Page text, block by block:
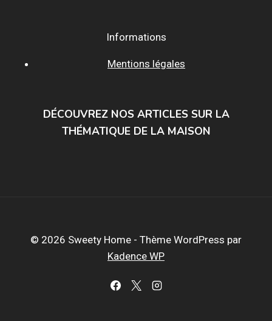
Informations
Mentions légales
DÉCOUVREZ NOS ARTICLES SUR LA
THÉMATIQUE DE LA MAISON
© 2026 Sweety Home - Thème WordPress par
Kadence WP